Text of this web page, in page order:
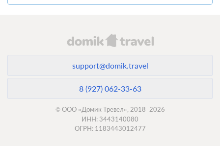
support@domik.travel
8 (927) 062-33-63
© ООО «Домик Тревел», 2018–2026
ИНН: 3443140080
ОГРН: 1183443012477